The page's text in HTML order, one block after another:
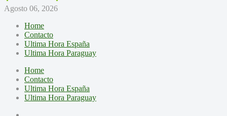
Agosto 06, 2026
Home
Contacto
Ultima Hora España
Ultima Hora Paraguay
Home
Contacto
Ultima Hora España
Ultima Hora Paraguay